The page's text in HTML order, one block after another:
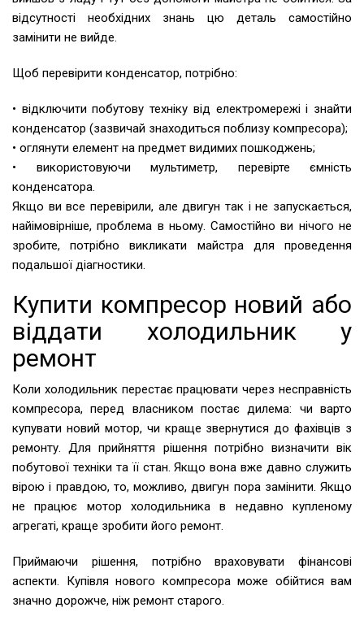
відсутності необхідних знань цю деталь самостійно
замінити не вийде.
Щоб перевірити конденсатор, потрібно:
• відключити побутову техніку від електромережі і знайти
конденсатор (зазвичай знаходиться поблизу компресора);
• оглянути елемент на предмет видимих пошкоджень;
• використовуючи мультиметр, перевірте ємність
конденсатора.
Якщо ви все перевірили, але двигун так і не запускається,
найімовірніше, проблема в ньому. Самостійно ви нічого не
зробите, потрібно викликати майстра для проведення
подальшої діагностики.
Купити компресор новий або
віддати холодильник у
ремонт
Коли холодильник перестає працювати через несправність
компресора, перед власником постає дилема: чи варто
купувати новий мотор, чи краще звернутися до фахівців з
ремонту. Для прийняття рішення потрібно визначити вік
побутової техніки та її стан. Якщо вона вже давно служить
вірою і правдою, то, можливо, двигун пора замінити. Якщо
не працює мотор холодильника в недавно купленому
агрегаті, краще зробити його ремонт.
Приймаючи рішення, потрібно враховувати фінансові
аспекти. Купівля нового компресора може обійтися вам
значно дорожче, ніж ремонт старого.